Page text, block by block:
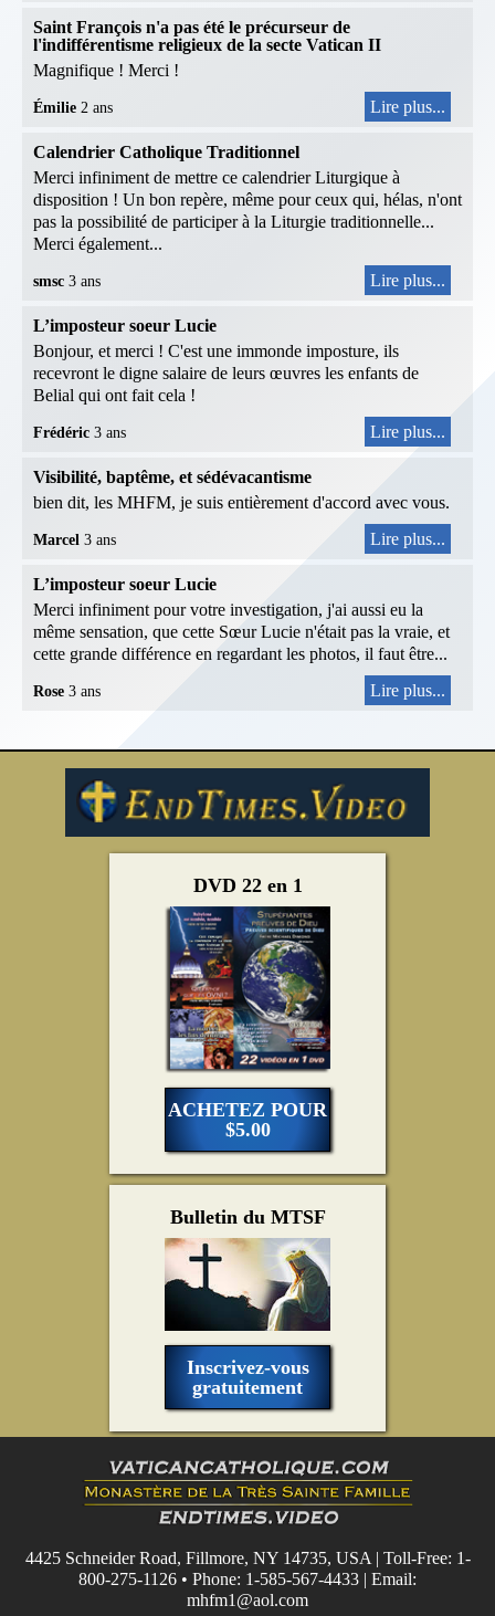
Saint François n'a pas été le précurseur de
l'indifférentisme religieux de la secte Vatican II
Magnifique ! Merci !
Émilie 2 ans Lire plus...
Calendrier Catholique Traditionnel
Merci infiniment de mettre ce calendrier Liturgique à
disposition ! Un bon repère, même pour ceux qui, hélas, n'ont
pas la possibilité de participer à la Liturgie traditionnelle...
Merci également...
smsc 3 ans Lire plus...
L’imposteur soeur Lucie
Bonjour, et merci ! C'est une immonde imposture, ils
recevront le digne salaire de leurs œuvres les enfants de
Belial qui ont fait cela !
Frédéric 3 ans Lire plus...
Visibilité, baptême, et sédévacantisme
bien dit, les MHFM, je suis entièrement d'accord avec vous.
Marcel 3 ans Lire plus...
L’imposteur soeur Lucie
Merci infiniment pour votre investigation, j'ai aussi eu la
même sensation, que cette Sœur Lucie n'était pas la vraie, et
cette grande différence en regardant les photos, il faut être...
Rose 3 ans Lire plus...
DVD 22 en 1
ACHETEZ POUR
$5.00
Bulletin du MTSF
Inscrivez-vous
gratuitement
4425 Schneider Road, Fillmore, NY 14735, USA | Toll-Free: 1-
800-275-1126 • Phone: 1-585-567-4433 | Email:
mhfm1@aol.com